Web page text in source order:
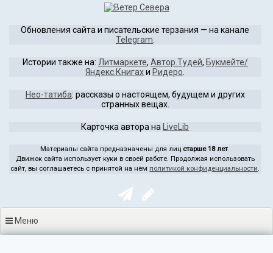
содержимому
Обновления сайта и писательские терзания — на канале
Telegram
Истории также на: Литмаркете, Автор.Тудей, Букмейте/
Яндекс.Книгахи Ридеро
Нео-татиба: рассказы о настоящем, будущем и других
странных вещах.
Карточка автора на LiveLib
Материалы сайта предназначены для лиц старше 18 лет.
Движок сайта использует куки в своей работе. Продолжая использовать
сайт, вы соглашаетесь с принятой на нём политикой конфиденциальности.
Меню